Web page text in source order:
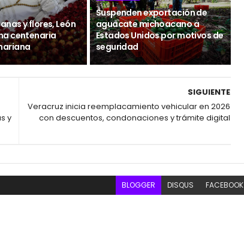
y flores, León
centenaria
Suspenden exportación de
aguacate michoacano a
Estados Unidos por motivos de
seguridad
SIGUIENTE
Veracruz inicia reemplacamiento vehicular en 2026
con descuentos, condonaciones y trámite digital
y
BLOGGER DISQUS FACEBOOK